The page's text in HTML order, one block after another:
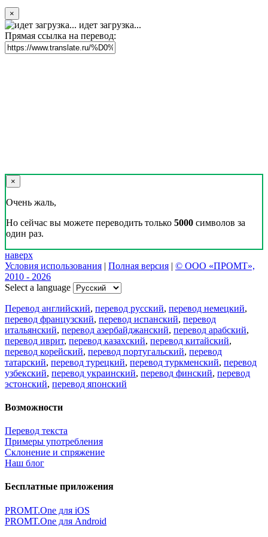
×
идет загрузка...
Прямая ссылка на перевод:
×
Очень жаль,
Но сейчас вы можете переводить только 5000 символов за
один раз.
наверх
Условия использования | Полная версия | © ООО «ПРОМТ»,
2010 - 2026
Select a language
Перевод английский, перевод русский, перевод немецкий,
перевод французский, перевод испанский, перевод
итальянский, перевод азербайджанский, перевод арабский,
перевод иврит, перевод казахский, перевод китайский,
перевод корейский, перевод португальский, перевод
татарский, перевод турецкий, перевод туркменский, перевод
узбекский, перевод украинский, перевод финский, перевод
эстонский, перевод японский
Возможности
Перевод текста
Примеры употребления
Склонение и спряжение
Наш блог
Бесплатные приложения
PROMT.One для iOS
PROMT.One для Android